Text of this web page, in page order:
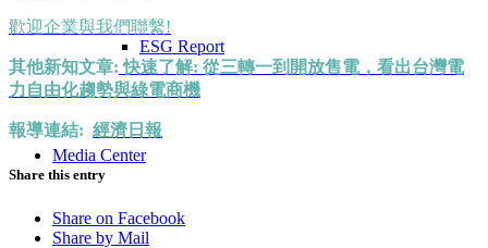
ESG Report
Media Center
歡迎企業與我們聯繫!
其他新知文章: 快速了解: 從三轉一到開放售電，看出台灣電
力自由化趨勢與綠電商機
報導連結: 經濟日報
Share this entry
Share on Facebook
Share by Mail